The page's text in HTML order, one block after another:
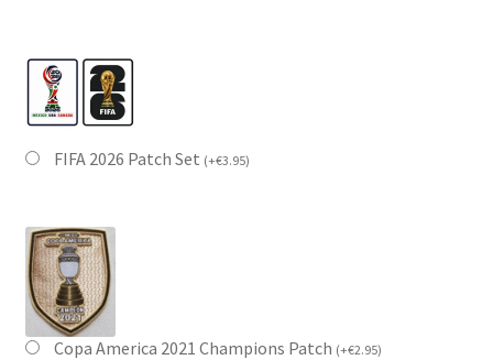
FIFA 2026 Patch Set (+€3.95)
Copa America 2021 Champions Patch (+€2.95)